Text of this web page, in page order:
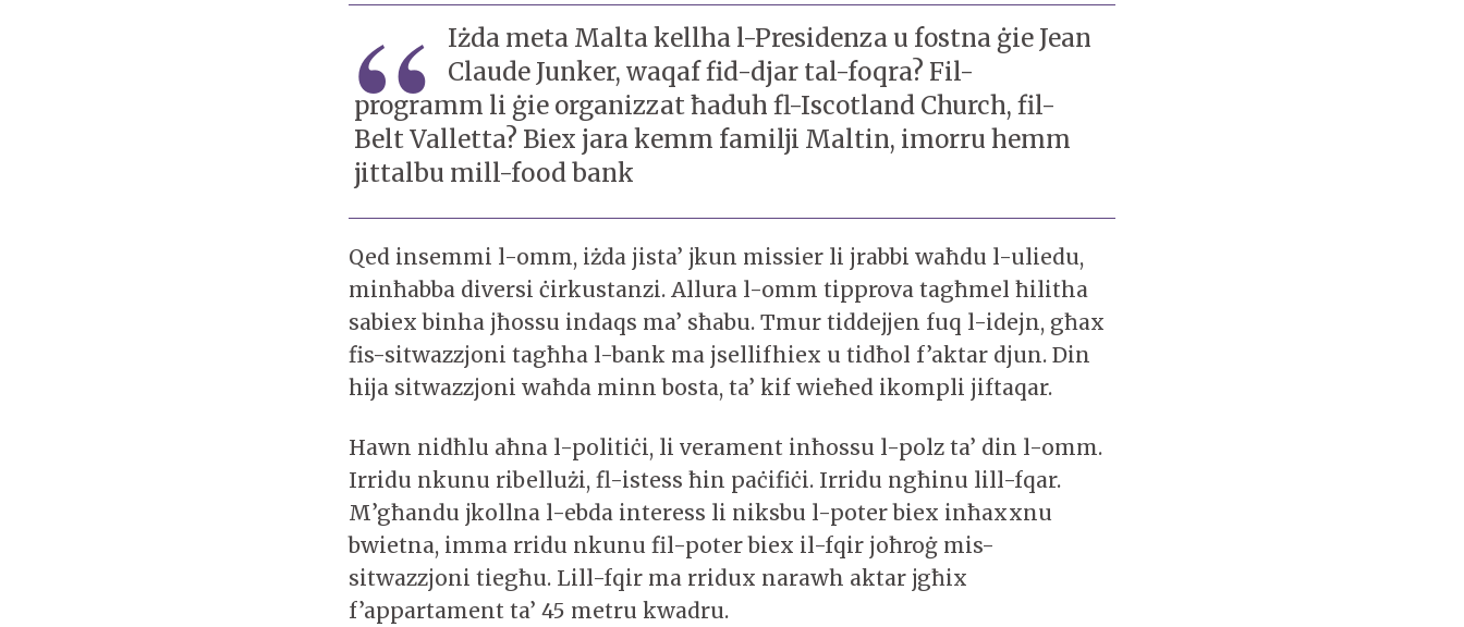
Iżda meta Malta kellha l-Presidenza u fostna ġie Jean
Claude Junker, waqaf fid-djar tal-foqra? Fil-
programm li ġie organizzat ħaduh fl-Iscotland Church, fil-
Belt Valletta? Biex jara kemm familji Maltin, imorru hemm
jittalbu mill-food bank
Qed insemmi l-omm, iżda jista’ jkun missier li jrabbi waħdu l-uliedu,
minħabba diversi ċirkustanzi. Allura l-omm tipprova tagħmel ħilitha
sabiex binha jħossu indaqs ma’ sħabu. Tmur tiddejjen fuq l-idejn, għax
fis-sitwazzjoni tagħha l-bank ma jsellifhiex u tidħol f’aktar djun. Din
hija sitwazzjoni waħda minn bosta, ta’ kif wieħed ikompli jiftaqar.
Hawn nidħlu aħna l-politiċi, li verament inħossu l-polz ta’ din l-omm.
Irridu nkunu ribellużi, fl-istess ħin paċifiċi. Irridu ngħinu lill-fqar.
M’għandu jkollna l-ebda interess li niksbu l-poter biex inħaxxnu
bwietna, imma rridu nkunu fil-poter biex il-fqir joħroġ mis-
sitwazzjoni tiegħu. Lill-fqir ma rridux narawh aktar jgħix
f’appartament ta’ 45 metru kwadru.